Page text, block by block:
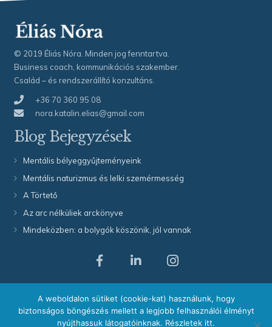
© 2019 Éliás Nóra. Minden jog fenntartva.
Business coach, kommunikációs szakember.
Család – és rendszerállító konzultáns.
+36 70 360 95 08
nora.katalin.elias@gmail.com
Blog Bejegyzések
Mentális bélyeggyűjteményeink
Mentális naturizmus és lelki szemérmesség
A Törtető
Az arc nélküliek arckönyve
Mindeközben: a bolygók köszönik, jól vannak
A weboldal sütiket használ
Kapcsolat / Árak
A weboldalon sütiket (cookie-kat) használunk, hogy
biztonságos böngészés mellett a legjobb felhasználói élményt
nyújthassuk látogatóinknak. Részletek itt.